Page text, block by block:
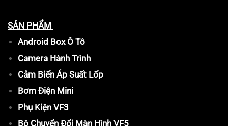
SẢN PHẨM
Android Box Ô Tô
Camera Hành Trình
Cảm Biến Áp Suất Lốp
Bơm Điện Mini
Phụ Kiện VF3
Bộ Chuyển Đổi Màn Hình VF5